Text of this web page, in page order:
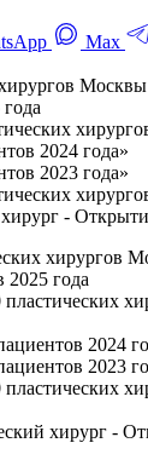
Max
2024 года»
2023 года»
-
хирургов
года
2024
2023
хирург -